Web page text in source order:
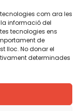
tecnologies com ara les
informació del
tecnologies ens
de
lloc. No donar el
determinades
Por eso
salvo que en
Le animamos a